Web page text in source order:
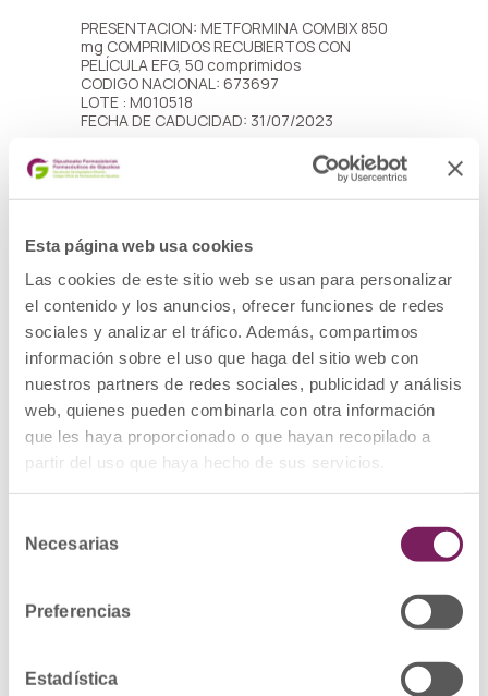
Esta página web usa cookies
Las cookies de este sitio web se usan para personalizar
el contenido y los anuncios, ofrecer funciones de redes
sociales y analizar el tráfico. Además, compartimos
información sobre el uso que haga del sitio web con
nuestros partners de redes sociales, publicidad y análisis
web, quienes pueden combinarla con otra información
que les haya proporcionado o que hayan recopilado a
partir del uso que haya hecho de sus servicios.
Necesarias
Preferencias
Estadística
PRESENTACION: METFORMINA COMBIX 850
mg COMPRIMIDOS RECUBIERTOS CON
PELÍCULA EFG, 50 comprimidos
CODIGO NACIONAL: 673697
LOTE : M010518
FECHA DE CADUCIDAD: 31/07/2023
PRESENTACION: METFORMINA VIR 850 mg
COMPRIMIDOS RECUBIERTOS CON PELÍCULA
EFG, 50 comprimidos
LOTES Y FECHAS DE CADUCIDAD:
– Lote: S001, fecha de caducidad 31/12/2023
– Lote: S002, fecha de caducidad 31/12/2023
DESCRIPCIÓN DEL DEFECTO: Obtención de un
resultado fuera de especificaciones en el
parámetro impureza, tras haber sido
analizados por el Laboratorio Oficial de
Control de Medicamentos de la AEMPS como
parte del Programa de Control de Calidad de
Medicamentos en el Mercado de 2022
MEDIDAS CAUTELARES ADOPTADAS:
distribuidas de los lotes afectados y
habituales.
Ver alerta Metformina Vir